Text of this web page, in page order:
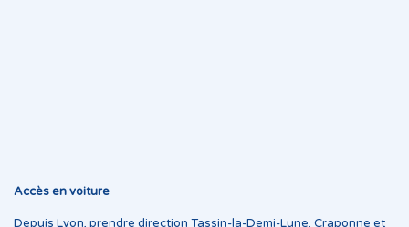
Accès en voiture
Depuis Lyon, prendre direction Tassin-la-Demi-Lune, Craponne et